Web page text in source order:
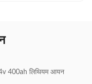
400ah लिथियम आयन